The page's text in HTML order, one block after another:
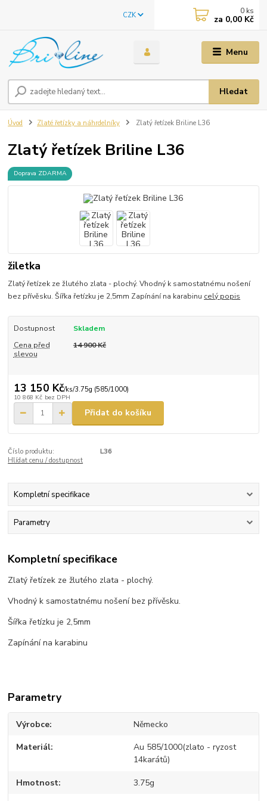
Menu
CZK
Hledat
0 ks
za 0,00 Kč
Úvod Zlaté řetízky a náhrdelníky Zlatý řetízek Briline L36
Zlatý řetízek Briline L36
Doprava ZDARMA
žiletka
Zlatý řetízek ze žlutého zlata - plochý. Vhodný k samostatnému nošení
bez přívěsku. Šířka řetízku je 2,5mm Zapínání na karabinu celý popis
Dostupnost
Skladem
Cena před
slevou
14 900 Kč
13 150 Kč/ks/3.75g (585/1000)
10 868 Kč bez DPH
Přidat do košíku
Číslo produktu:
L36
Hlídat cenu / dostupnost
Kompletní specifikace
Parametry
Kompletní specifikace
Zlatý řetízek ze žlutého zlata - plochý.
Vhodný k samostatnému nošení bez přívěsku.
Šířka řetízku je 2,5mm
Zapínání na karabinu
Parametry
Výrobce Německo
Materiál
Au 585/1000(zlato - ryzost
14karátů)
Hmotnost 3.75g